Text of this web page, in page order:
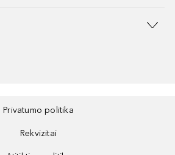
Privatumo politika
Rekvizitai